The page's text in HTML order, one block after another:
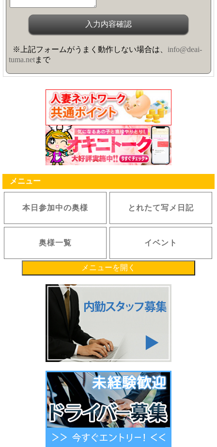
※上記フォームがうまく動作しない場合は、 info@deai-
tuma.netまで
メニュー
本日参加中の奥様 とれたて写メ日記
奥様一覧 イベント
メニューを開く